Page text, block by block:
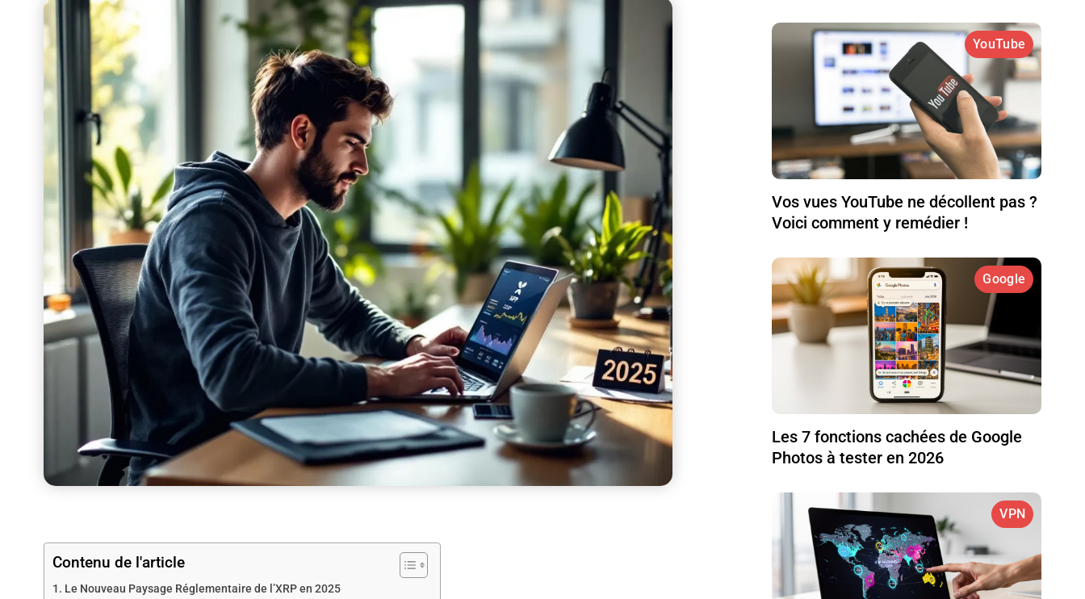
Contenu de l'article
Le Nouveau Paysage Réglementaire de l’XRP en 2025
YouTube
Vos vues YouTube ne décollent pas ?
Voici comment y remédier !
Google
Les 7 fonctions cachées de Google
Photos à tester en 2026
VPN